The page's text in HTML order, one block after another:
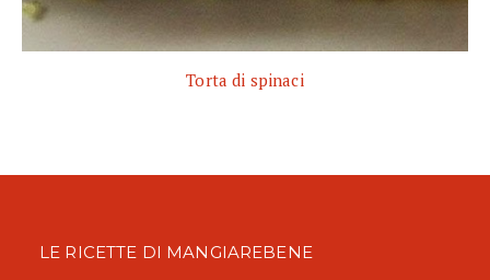
Torta di spinaci
LE RICETTE DI MANGIAREBENE